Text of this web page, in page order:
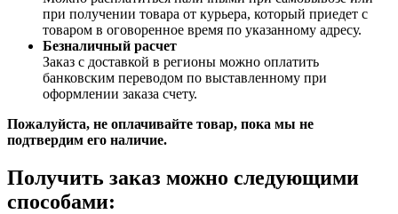
при получении товара от курьера, который приедет с
товаром в оговоренное время по указанному адресу.
Безналичный расчет
Заказ c доставкой в регионы можно оплатить
банковским переводом по выставленному при
оформлении заказа счету.
Пожалуйста, не оплачивайте товар, пока мы не
подтвердим его наличие.
Получить заказ можно следующими
способами: